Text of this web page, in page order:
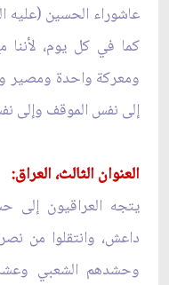
عاشوراء الحسين (عليه
كما في كل يوم،
ومعركة واحدة ومصير
إلى نفس الموقف وإلى
العنوان الثالث، العراق:
يتجه العراقيون إلى
داعش، وانتقلوا من
وحشدهم الشعبي